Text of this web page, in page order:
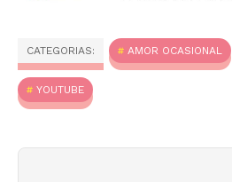
CATEGORIAS: AMOR OCASIONAL
YOUTUBE